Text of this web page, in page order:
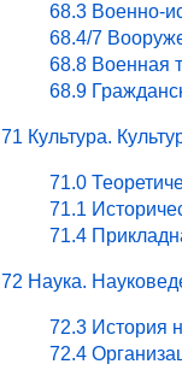
68.3 Военно-
68.4/7
68.8 Военная
68.9
71 Культура.
71.0
71.1
71.4
72 Наука.
72.3 История
72.4